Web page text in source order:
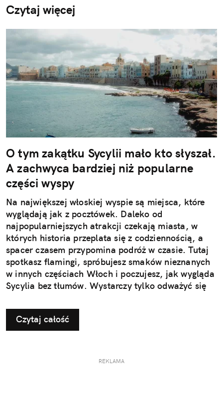
Czytaj więcej
O tym zakątku Sycylii mało kto słyszał.
A zachwyca bardziej niż popularne
części wyspy
Na największej włoskiej wyspie są miejsca, które
wyglądają jak z pocztówek. Daleko od
najpopularniejszych atrakcji czekają miasta, w
których historia przeplata się z codziennością, a
spacer czasem przypomina podróż w czasie. Tutaj
spotkasz flamingi, spróbujesz smaków nieznanych
w innych częściach Włoch i poczujesz, jak wygląda
Sycylia bez tłumów. Wystarczy tylko odważyć się
Czytaj całość
REKLAMA